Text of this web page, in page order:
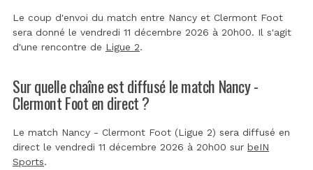
Le coup d'envoi du match entre Nancy et Clermont Foot
sera donné le vendredi 11 décembre 2026 à 20h00. Il s'agit
d'une rencontre de Ligue 2.
Sur quelle chaîne est diffusé le match Nancy -
Clermont Foot en direct ?
Le match Nancy - Clermont Foot (Ligue 2) sera diffusé en
direct le vendredi 11 décembre 2026 à 20h00 sur beIN
Sports.